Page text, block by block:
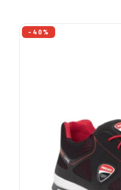
-40%